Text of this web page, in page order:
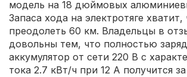
модель на 18 дюймовых
Запаса хода на электротяге хватит,
преодолеть 60 км. Владельцы в
довольны тем, что полностью
аккумулятор от сети 220 В с
тока 2.7 кВт/ч при 12 А получится